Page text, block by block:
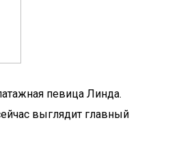
певица Линда.
выглядит главный